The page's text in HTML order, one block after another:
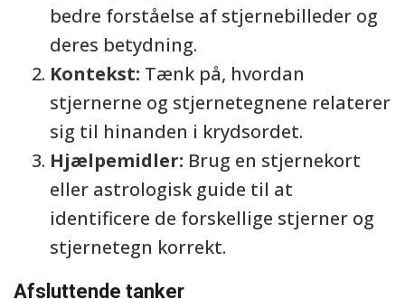
bedre forståelse af stjernebilleder og
deres betydning.
Kontekst: Tænk på, hvordan
stjernerne og stjernetegnene relaterer
sig til hinanden i krydsordet.
Hjælpemidler: Brug en stjernekort
eller astrologisk guide til at
identificere de forskellige stjerner og
stjernetegn korrekt.
Afsluttende tanker